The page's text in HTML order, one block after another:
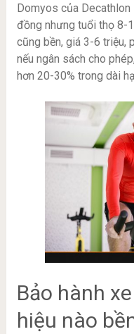
Domyos của
đồng nhưng tuổi thọ 8-
cũng bền, giá 3-6 triệu,
nếu ngân sách cho
hơn 20-30% trong dài
Bảo hành
hiệu nào